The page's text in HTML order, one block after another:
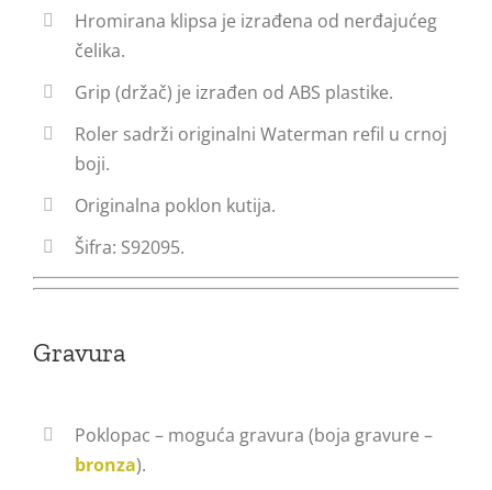
Hromirana klipsa je izrađena od nerđajućeg
čelika.
Grip (držač) je izrađen od ABS plastike.
Roler sadrži originalni Waterman refil u crnoj
boji.
Originalna poklon kutija.
Šifra: S92095.
Gravura
Poklopac – moguća gravura (boja gravure –
bronza).